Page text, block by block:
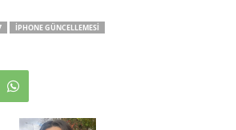
IPHONE GÜNCELLEMESI